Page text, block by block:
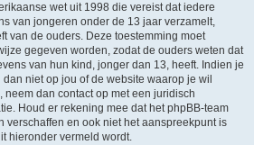
wet uit 1998 die vereist dat iedere
van jongeren onder de 13 jaar verzamelt,
van de ouders. Deze toestemming moet
gegeven worden, zodat de ouders weten dat
van hun kind, jonger dan 13, heeft. Indien je
niet op jou of de website waarop je wil
dan contact op met een juridisch
Houd er rekening mee dat het phpBB-team
verschaffen en ook niet het aanspreekpunt is
hieronder vermeld wordt.